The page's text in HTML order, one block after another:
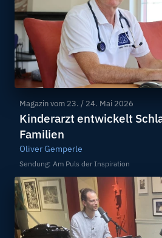
Magazin vom 23. / 24. Mai 2026
Kinderarzt entwickelt
Familien
Oliver Gemperle
Sendung: Am Puls der Inspiration